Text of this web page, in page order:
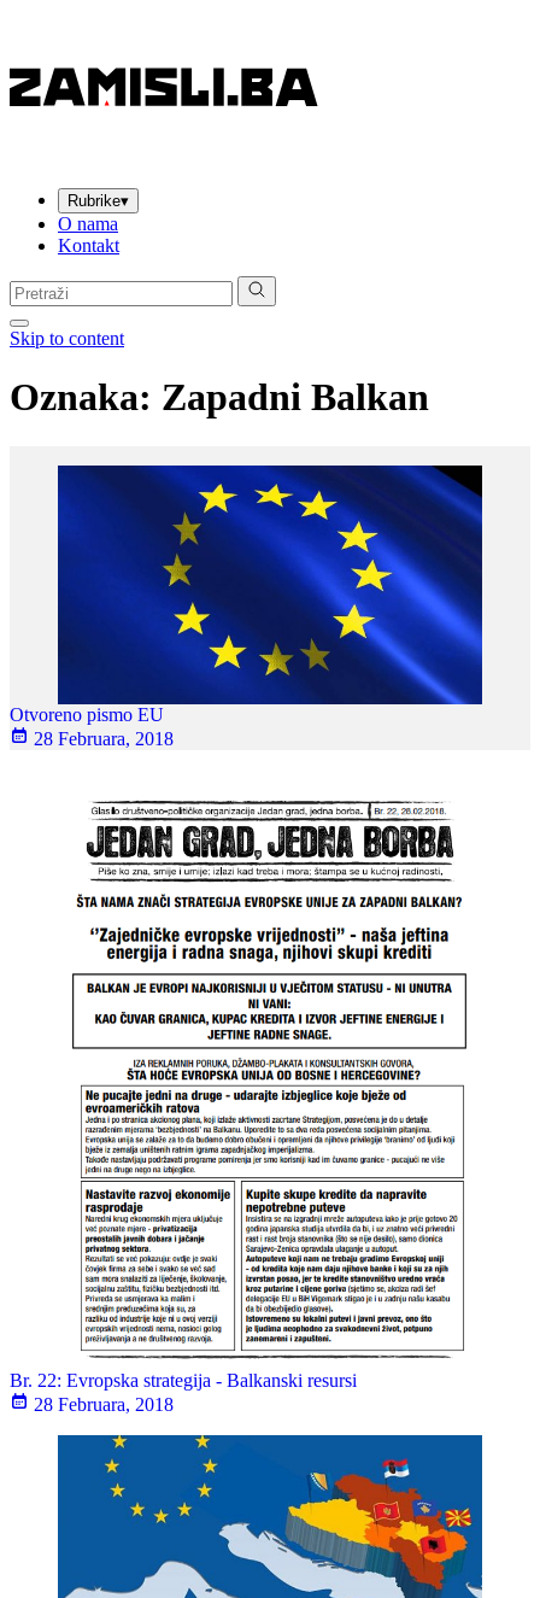
Rubrike▾
O nama
Kontakt
Pretraga:
Skip to content
Oznaka: Zapadni Balkan
Otvoreno pismo EU
28 Februara, 2018
Br. 22: Evropska strategija - Balkanski resursi
28 Februara, 2018